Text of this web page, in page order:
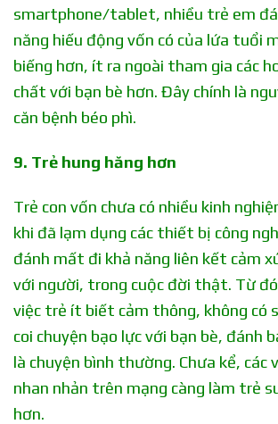
smartphone/tablet, nhiều trẻ em
năng hiếu động vốn có của lứa tuổi
biếng hơn, ít ra ngoài tham gia các
chất với bạn bè hơn. Đây chính là
căn bệnh béo phì.
9. Trẻ hung hăng hơn
Trẻ con vốn chưa có nhiều kinh
khi đã lạm dụng các thiết bị công
đánh mất đi khả năng liên kết cảm
với người, trong cuộc đời thật. Từ
việc trẻ ít biết cảm thông, không có
coi chuyện bạo lực với bạn bè, đánh
là chuyện bình thường. Chưa kể, các
nhan nhản trên mạng càng làm trẻ
hơn.